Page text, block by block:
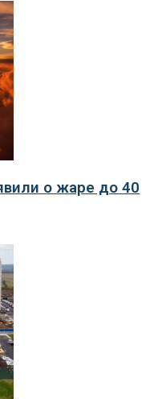
о жаре до 40